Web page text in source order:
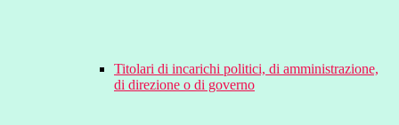
Titolari di incarichi politici, di amministrazione,
di direzione o di governo